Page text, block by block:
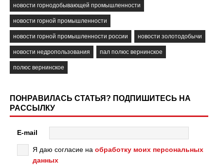
новости горнодобывающей промышленности
новости горной промышленности
новости горной промышленности россии новости золотодобычи
новости недропользования пал полюс вернинское
полюс вернинское
ПОНРАВИЛАСЬ СТАТЬЯ? ПОДПИШИТЕСЬ НА
РАССЫЛКУ
E-mail
Я даю согласие на обработку моих персональных
данных